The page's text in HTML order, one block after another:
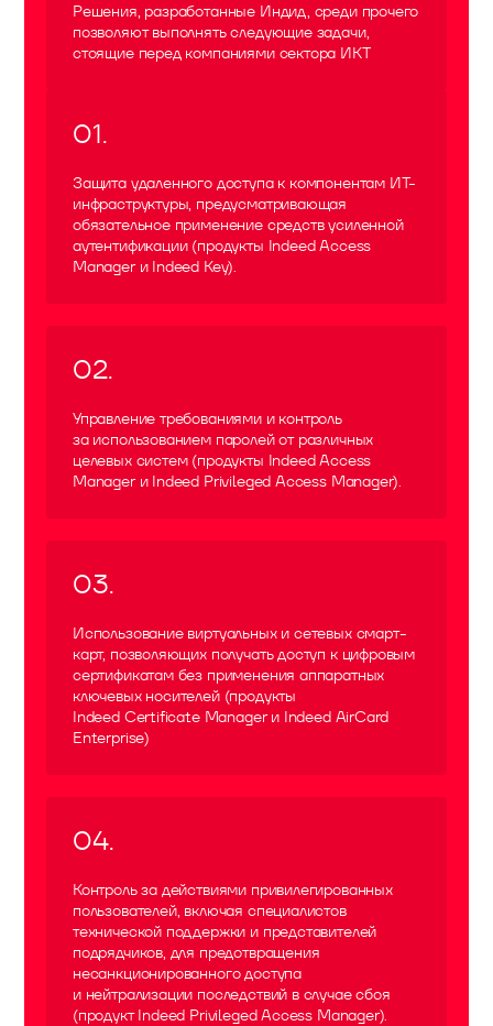
Решения, разработанные Индид, среди прочего
позволяют выполнять следующие задачи,
стоящие перед компаниями сектора ИКТ
01.
Защита удаленного доступа к компонентам ИТ-
инфраструктуры, предусматривающая
обязательное применение средств усиленной
аутентификации (продукты Indeed Access
Manager и Indeed Key).
02.
Управление требованиями и контроль
за использованием паролей от различных
целевых систем (продукты Indeed Access
Manager и Indeed Privileged Access Manager).
03.
Использование виртуальных и сетевых смарт-
карт, позволяющих получать доступ к цифровым
сертификатам без применения аппаратных
ключевых носителей (продукты
Indeed Certificate Manager и Indeed AirCard
Enterprise)
04.
Контроль за действиями привилегированных
пользователей, включая специалистов
технической поддержки и представителей
подрядчиков, для предотвращения
несанкционированного доступа
и нейтрализации последствий в случае сбоя
(продукт Indeed Privileged Access Manager).